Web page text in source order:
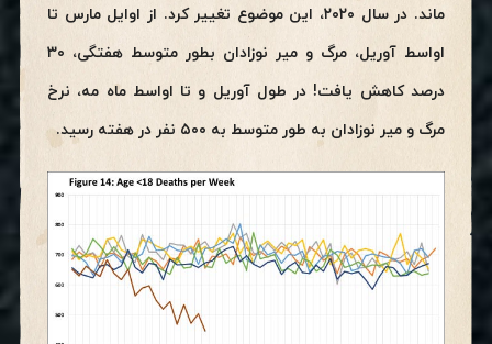
ماند. در سال ۲۰۲۰، این موضوع تغییر کرد. از اوایل مارس تا
اواسط آوریل، مرگ و میر نوزادان بطور متوسط هفتگی، ۳۰
درصد کاهش یافت! در طول آوریل و تا اواسط ماه مه، نرخ
مرگ و میر نوزادان به طور متوسط به ۵۰۰ نفر در هفته رسید.